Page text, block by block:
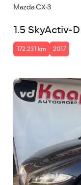
Mazda CX-3
1.5 SkyActiv-
172.231 km 2017